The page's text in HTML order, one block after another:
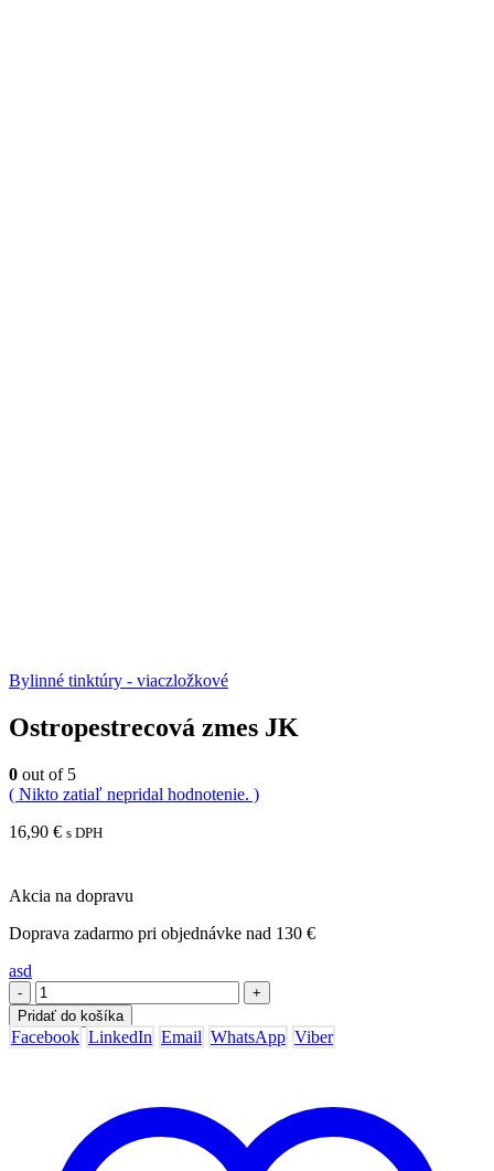
Bylinné tinktúry - viaczložkové
Ostropestrecová zmes JK
0 out of 5
( Nikto zatiaľ nepridal hodnotenie. )
16,90 € s DPH
Akcia na dopravu
Doprava zadarmo pri objednávke nad 130 €
asd
-
+
Pridať do košíka
Facebook LinkedIn Email WhatsApp Viber